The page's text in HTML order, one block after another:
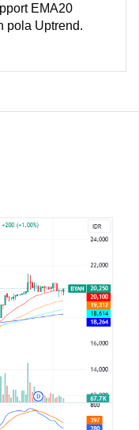
EMA20
pola Uptrend.